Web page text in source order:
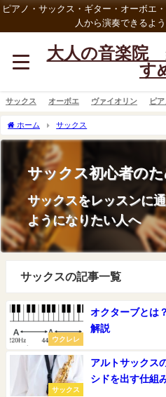
ピアノ・サックス・ギター・オーボエ
人から演奏できるよ
大人の音楽院
す
サックス オーボエ ヴァイオリン ピア
ホーム サックス
サックス初心者の
サックスをレッスンに
ようになりたい人へ
サックスの記事一覧
ウクレレ
オクターブとは
解説
サックス
アルトサックス
シドを出す仕組